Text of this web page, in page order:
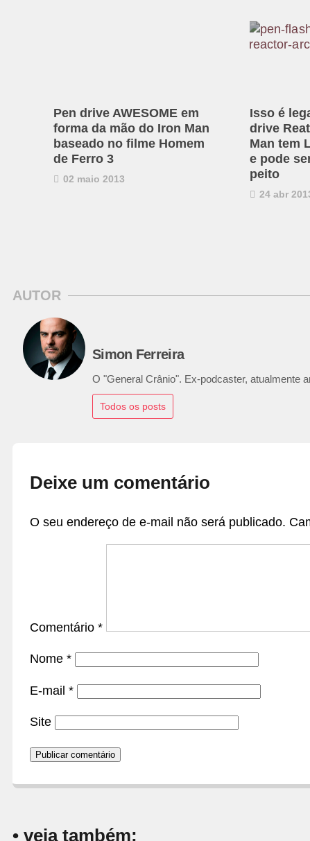
Pen drive AWESOME em
forma da mão do Iron Man
baseado no filme Homem
de Ferro 3
02 maio 2013
Isso é
drive
Man tem
e pode
peito
24 abr
AUTOR
Simon Ferreira
O "General Crânio". Ex-podcaster, atualmente
Todos os posts
Deixe um comentário
O seu endereço de e-mail não será publicado.
Comentário *
Nome *
E-mail *
Site
• veja também: